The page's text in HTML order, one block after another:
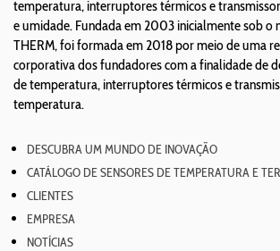
temperatura, interruptores térmicos e
e umidade. Fundada em 2003 inicialmente sob o
THERM, foi formada em 2018 por meio de uma
corporativa dos fundadores com a finalidade de
de temperatura, interruptores térmicos e
temperatura.
DESCUBRA UM MUNDO DE INOVAÇÃO
CATÁLOGO DE SENSORES DE TEMPERATURA E
CLIENTES
EMPRESA
NOTÍCIAS